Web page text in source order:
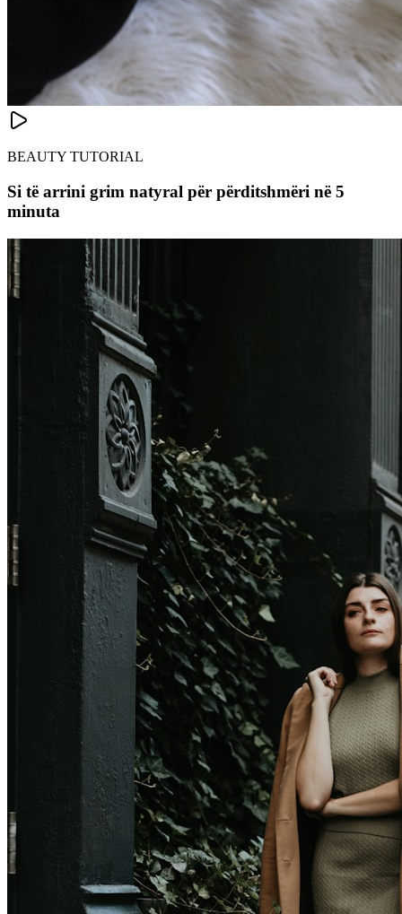
BEAUTY TUTORIAL
Si të arrini grim natyral për përditshmëri në 5
minuta